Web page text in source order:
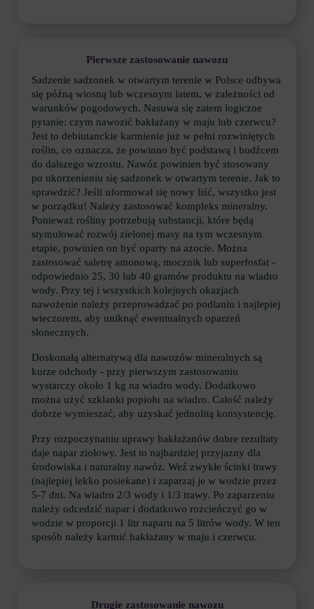
Pierwsze zastosowanie nawozu
Sadzenie sadzonek w otwartym terenie w Polsce odbywa
się późną wiosną lub wczesnym latem, w zależności od
warunków pogodowych. Nasuwa się zatem logiczne
pytanie: czym nawozić bakłażany w maju lub czerwcu?
Jest to debiutanckie karmienie już w pełni rozwiniętych
roślin, co oznacza, że powinno być podstawą i bodźcem
do dalszego wzrostu. Nawóz powinien być stosowany
po ukorzenieniu się sadzonek w otwartym terenie. Jak to
sprawdzić? Jeśli uformował się nowy liść, wszystko jest
w porządku! Należy zastosować kompleks mineralny.
Ponieważ rośliny potrzebują substancji, które będą
stymulować rozwój zielonej masy na tym wczesnym
etapie, powinien on być oparty na azocie. Można
zastosować saletrę amonową, mocznik lub superfosfat -
odpowiednio 25, 30 lub 40 gramów produktu na wiadro
wody. Przy tej i wszystkich kolejnych okazjach
nawożenie należy przeprowadzać po podlaniu i najlepiej
wieczorem, aby uniknąć ewentualnych oparzeń
słonecznych.
Doskonałą alternatywą dla nawozów mineralnych są
kurze odchody - przy pierwszym zastosowaniu
wystarczy około 1 kg na wiadro wody. Dodatkowo
można użyć szklanki popiołu na wiadro. Całość należy
dobrze wymieszać, aby uzyskać jednolitą konsystencję.
Przy rozpoczynaniu uprawy bakłażanów dobre rezultaty
daje napar ziołowy. Jest to najbardziej przyjazny dla
środowiska i naturalny nawóz. Weź zwykłe ścinki trawy
(najlepiej lekko posiekane) i zaparzaj je w wodzie przez
5-7 dni. Na wiadro 2/3 wody i 1/3 trawy. Po zaparzeniu
należy odcedzić napar i dodatkowo rozcieńczyć go w
wodzie w proporcji 1 litr naparu na 5 litrów wody. W ten
sposób należy karmić bakłażany w maju i czerwcu.
Drugie zastosowanie nawozu